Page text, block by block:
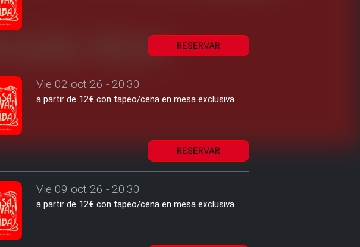
RESERVAR
Vie 02 oct 26 - 20:30
a partir de 12€ con tapeo/cena en mesa exclusiva
RESERVAR
Vie 09 oct 26 - 20:30
a partir de 12€ con tapeo/cena en mesa exclusiva